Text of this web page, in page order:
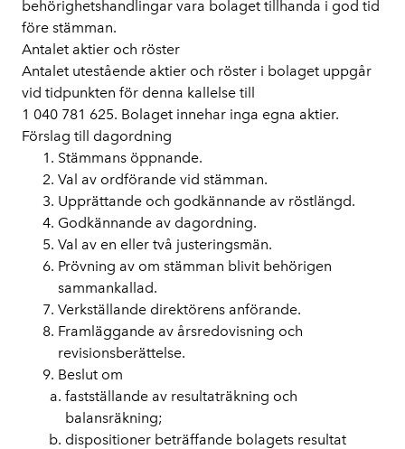
behörighetshandlingar vara bolaget tillhanda i god tid
före stämman.
Antalet aktier och röster
Antalet utestående aktier och röster i bolaget uppgår
vid tidpunkten för denna kallelse till
1 040 781 625. Bolaget innehar inga egna aktier.
Förslag till dagordning
Stämmans öppnande.
Val av ordförande vid stämman.
Upprättande och godkännande av röstlängd.
Godkännande av dagordning.
Val av en eller två justeringsmän.
Prövning av om stämman blivit behörigen
sammankallad.
Verkställande direktörens anförande.
Framläggande av årsredovisning och
revisionsberättelse.
Beslut om
fastställande av resultaträkning och
balansräkning;
dispositioner beträffande bolagets resultat